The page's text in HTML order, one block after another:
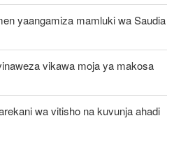
yaangamiza mamluki wa Saudia
vikawa moja ya makosa
wa vitisho na kuvunja ahadi